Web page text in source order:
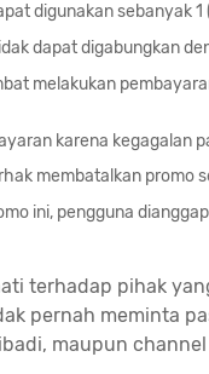
digunakan sebanyak
dapat digabungkan
melakukan
karena kegagalan
membatalkan promo
ini, pengguna
terhadap pihak
pernah meminta
maupun